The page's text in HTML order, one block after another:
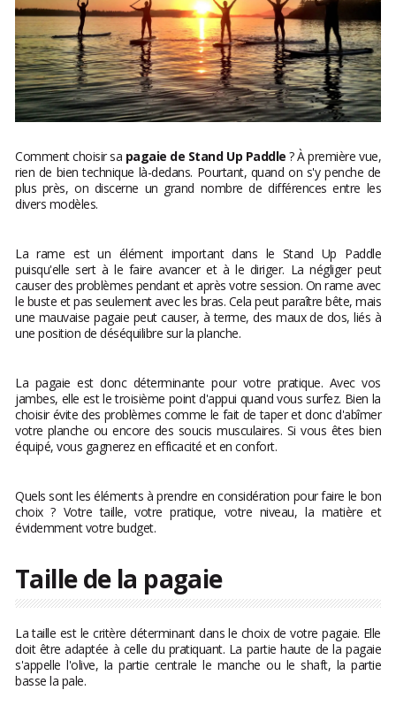
Comment choisir sa pagaie de Stand Up Paddle ? À première vue,
rien de bien technique là-dedans. Pourtant, quand on s'y penche de
plus près, on discerne un grand nombre de différences entre les
divers modèles.
La rame est un élément important dans le Stand Up Paddle
puisqu'elle sert à le faire avancer et à le diriger. La négliger peut
causer des problèmes pendant et après votre session. On rame avec
le buste et pas seulement avec les bras. Cela peut paraître bête, mais
une mauvaise pagaie peut causer, à terme, des maux de dos, liés à
une position de déséquilibre sur la planche.
La pagaie est donc déterminante pour votre pratique. Avec vos
jambes, elle est le troisième point d'appui quand vous surfez. Bien la
choisir évite des problèmes comme le fait de taper et donc d'abîmer
votre planche ou encore des soucis musculaires. Si vous êtes bien
équipé, vous gagnerez en efficacité et en confort.
Quels sont les éléments à prendre en considération pour faire le bon
choix ? Votre taille, votre pratique, votre niveau, la matière et
évidemment votre budget.
Taille de la pagaie
La taille est le critère déterminant dans le choix de votre pagaie. Elle
doit être adaptée à celle du pratiquant. La partie haute de la pagaie
s'appelle l'olive, la partie centrale le manche ou le shaft, la partie
basse la pale.